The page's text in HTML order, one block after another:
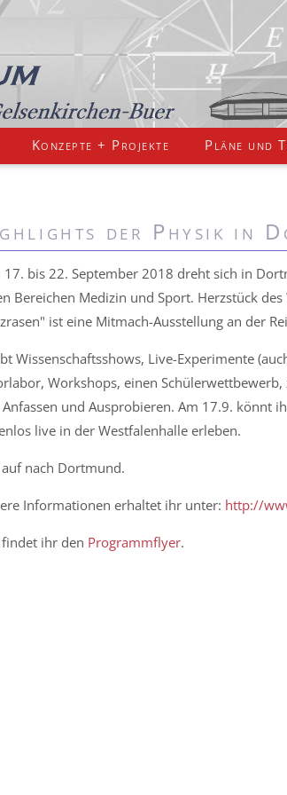
Konzepte + Projekte Pläne und
der Physik in
17. bis 22. September 2018 dreht sich in
Bereichen Medizin und Sport. Herzstück
ist eine Mitmach-Ausstellung an der
Wissenschaftsshows, Live-Experimente
Workshops, einen
und Ausprobieren. Am 17.9. könnt
live in der Westfalenhalle erleben.
nach Dortmund.
Informationen erhaltet ihr unter: http://
ihr den Programmflyer.